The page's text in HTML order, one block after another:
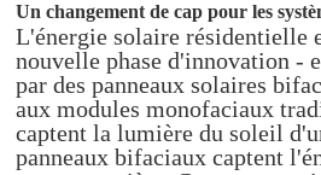
Un changement de cap pour les
L'énergie solaire résidentielle
nouvelle phase d'innovation -
par des panneaux solaires
aux modules monofaciaux
captent la lumière du soleil
panneaux bifaciaux captent